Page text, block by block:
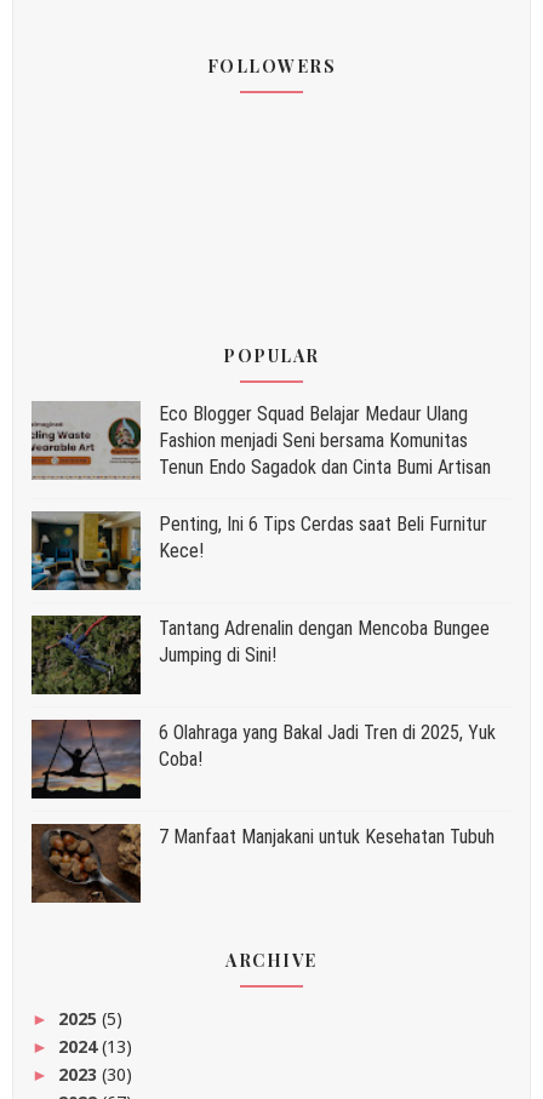
FOLLOWERS
POPULAR
Eco Blogger Squad Belajar Medaur Ulang
Fashion menjadi Seni bersama Komunitas
Tenun Endo Sagadok dan Cinta Bumi Artisan
Penting, Ini 6 Tips Cerdas saat Beli Furnitur
Kece!
Tantang Adrenalin dengan Mencoba Bungee
Jumping di Sini!
6 Olahraga yang Bakal Jadi Tren di 2025, Yuk
Coba!
7 Manfaat Manjakani untuk Kesehatan Tubuh
ARCHIVE
► 2025 (5)
► 2024(13)
► 2023 (30)